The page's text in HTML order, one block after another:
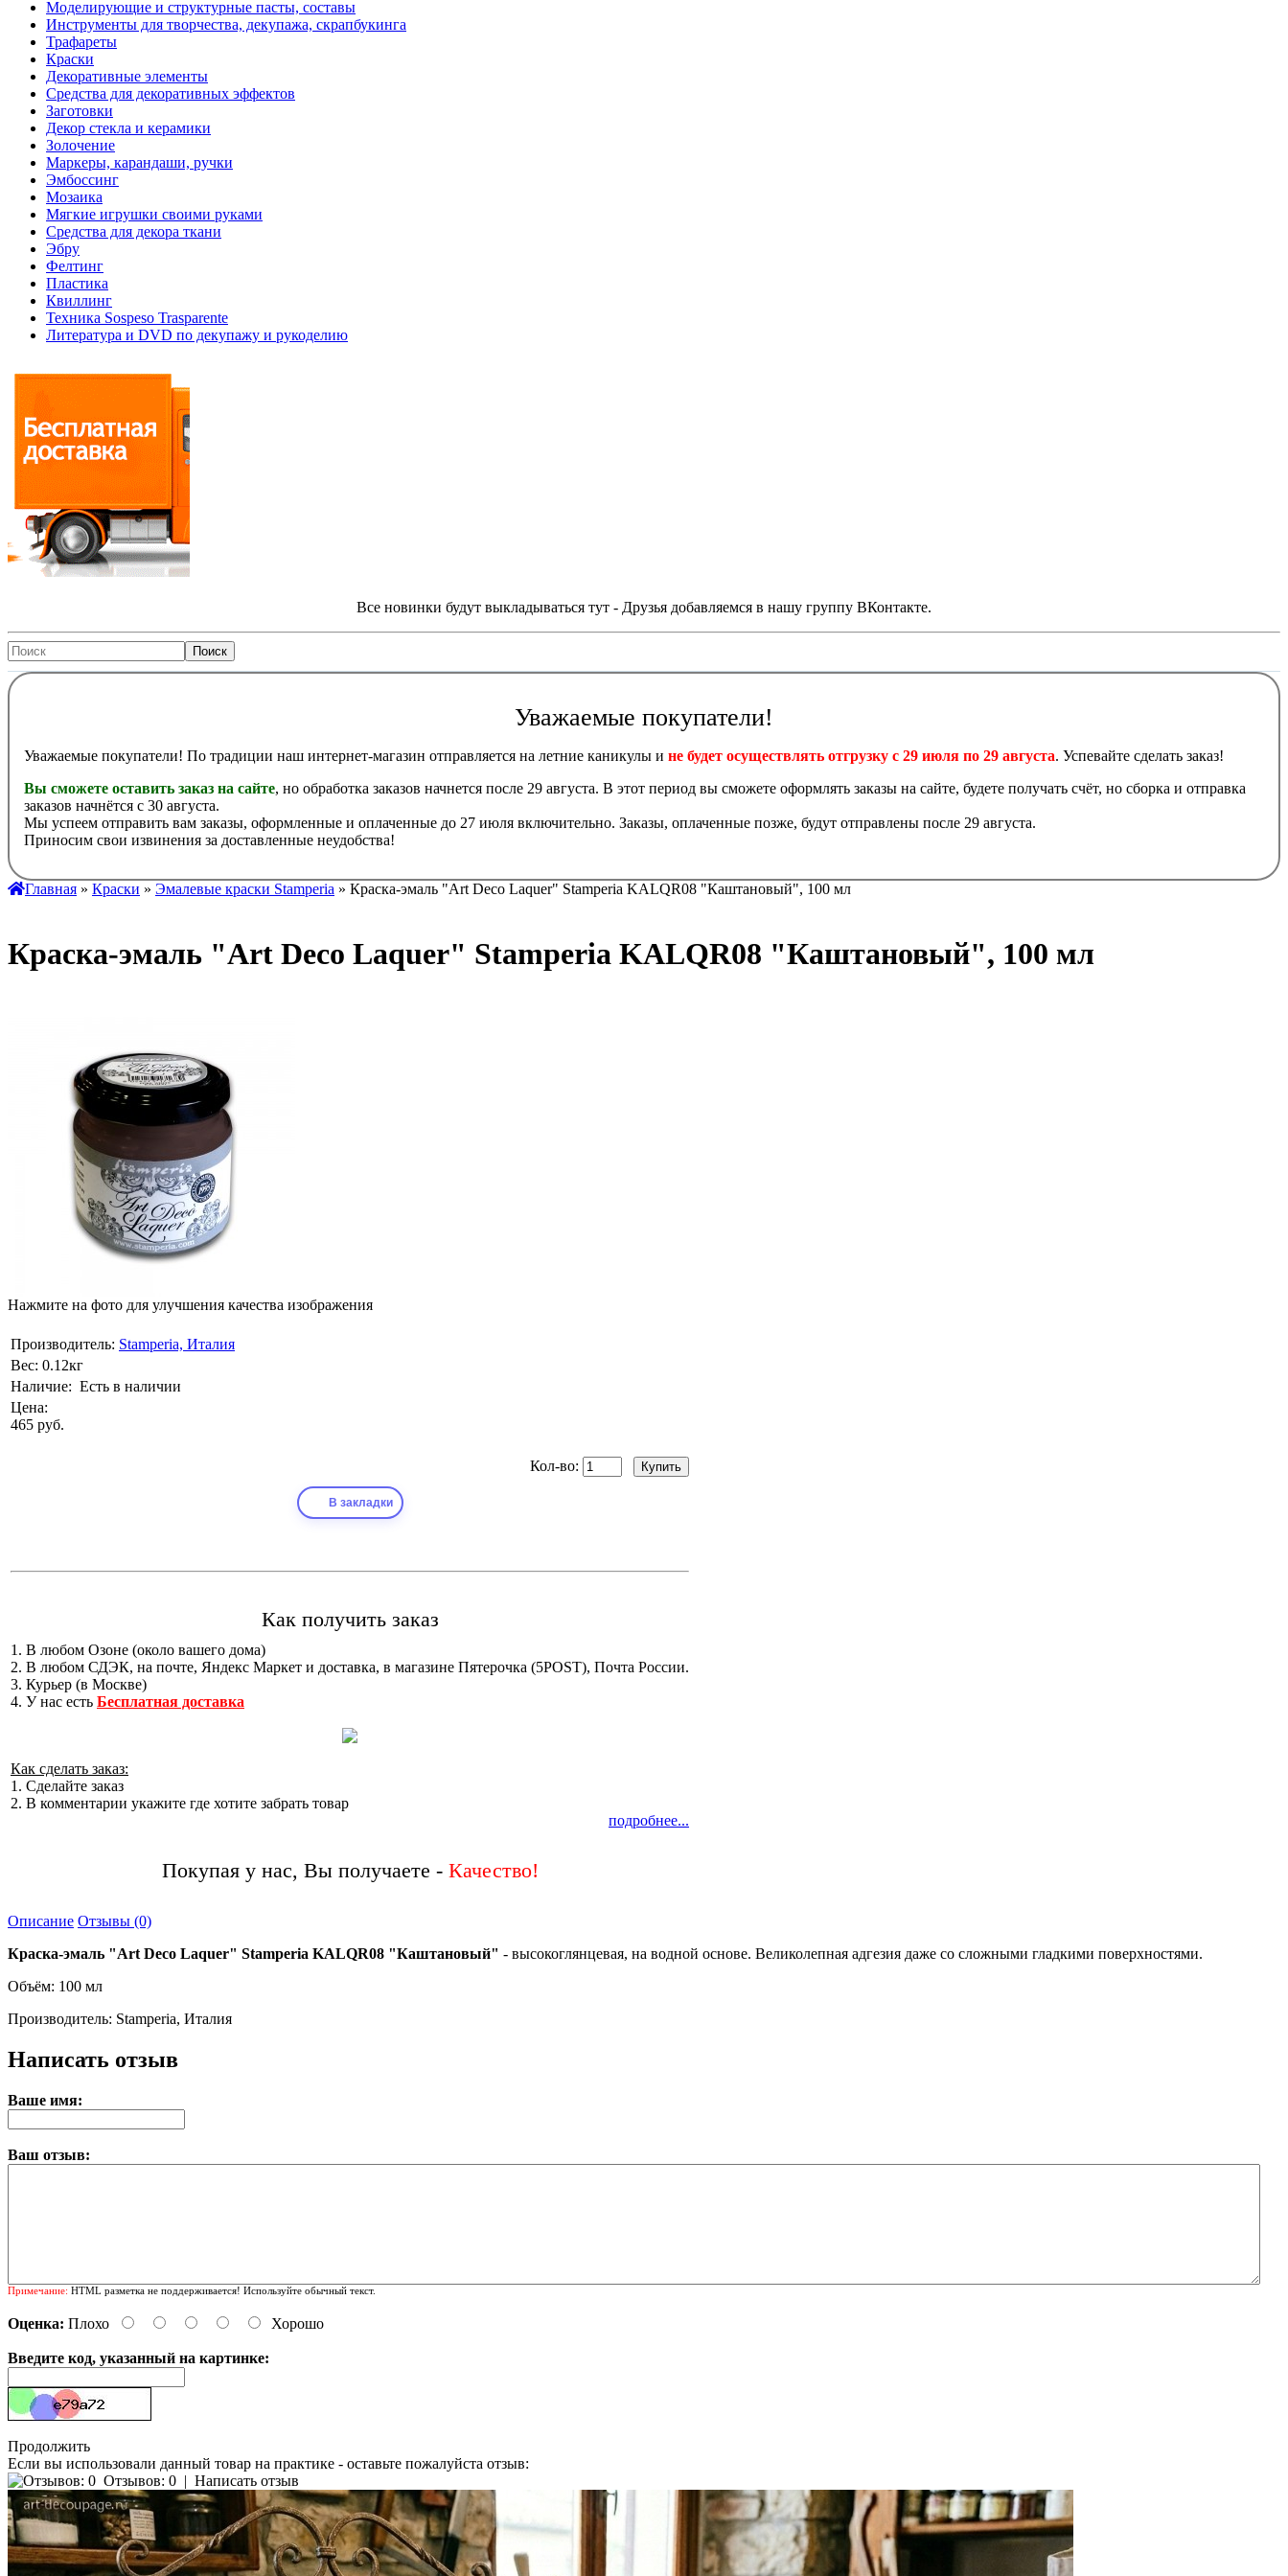
Моделирующие и структурные пасты, составы
Инструменты для творчества, декупажа, скрапбукинга
Трафареты
Краски
Декоративные элементы
Средства для декоративных эффектов
Заготовки
Декор стекла и керамики
Золочение
Маркеры, карандаши, ручки
Эмбоссинг
Мозаика
Мягкие игрушки своими руками
Средства для декора ткани
Эбру
Фелтинг
Пластика
Квиллинг
Техника Sospeso Trasparente
Литература и DVD по декупажу и рукоделию
Все новинки будут выкладываться тут - Друзья добавляемся в нашу группу ВКонтакте.
Уважаемые покупатели!
Уважаемые покупатели! По традиции наш интернет-магазин отправляется на летние каникулы и не будет осуществлять отгрузку с 29 июля по 29 августа. Успевайте сделать заказ!
Вы сможете оставить заказ на сайте, но обработка заказов начнется после 29 августа. В этот период вы сможете оформлять заказы на сайте, будете получать счёт, но сборка и отправка
заказов начнётся с 30 августа.
Мы успеем отправить вам заказы, оформленные и оплаченные до 27 июля включительно. Заказы, оплаченные позже, будут отправлены после 29 августа.
Приносим свои извинения за доставленные неудобства!
Главная » Краски » Эмалевые краски Stamperia » Краска-эмаль "Art Deco Laquer" Stamperia KALQR08 "Каштановый", 100 мл
Краска-эмаль "Art Deco Laquer" Stamperia KALQR08 "Каштановый", 100 мл
Нажмите на фото для улучшения качества изображения
Производитель: Stamperia, Италия
Вес: 0.12кг
Наличие: Есть в наличии
Цена:
465 руб.
Кол-во:
В закладки
Как получить заказ
1. В любом Озоне (около вашего дома)
2. В любом СДЭК, на почте, Яндекс Маркет и доставка, в магазине Пятерочка (5POST), Почта России.
3. Курьер (в Москве)
4. У нас есть Бесплатная доставка
Как сделать заказ:
1. Сделайте заказ
2. В комментарии укажите где хотите забрать товар
подробнее...
Покупая у нас, Вы получаете -
Описание Отзывы (0)
Краска-эмаль "Art Deco Laquer" Stamperia KALQR08 "Каштановый" - высокоглянцевая, на водной основе. Великолепная адгезия даже со сложными гладкими поверхностями.
Объём: 100 мл
Производитель: Stamperia, Италия
Написать отзыв
Ваше имя:
Ваш отзыв:
Примечание: HTML разметка не поддерживается! Используйте обычный текст.
Оценка: Плохо Хорошо
Введите код, указанный на картинке:
Продолжить
Если вы использовали данный товар на практике - оставьте пожалуйста отзыв:
Отзывов: 0 | Написать отзыв